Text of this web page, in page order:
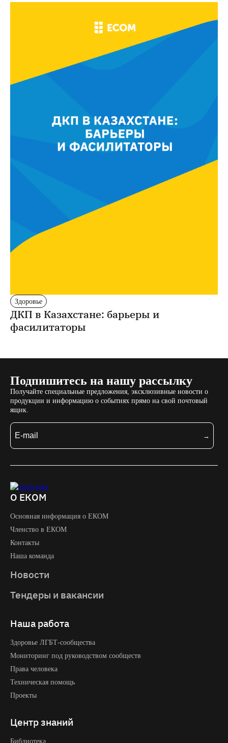
Здоровье
ДКП в Казахстане: барьеры и
фасилитаторы
Подпишитесь на нашу рассылку
Получайте специальные предложения, эксклюзивные новости о
продукции и информацию о событиях прямо на свой почтовый
ящик.
О ЕКОМ
Основная информация о EКOM
Членство в ЕКОМ
Контакты
Наша команда
Новости
Тендеры и вакансии
Наша работа
Здоровье ЛГБТ-сообщества
Мониторинг под руководством сообществ
Права человека
Техническая помощь
Проекты
Центр знаний
Библиотека